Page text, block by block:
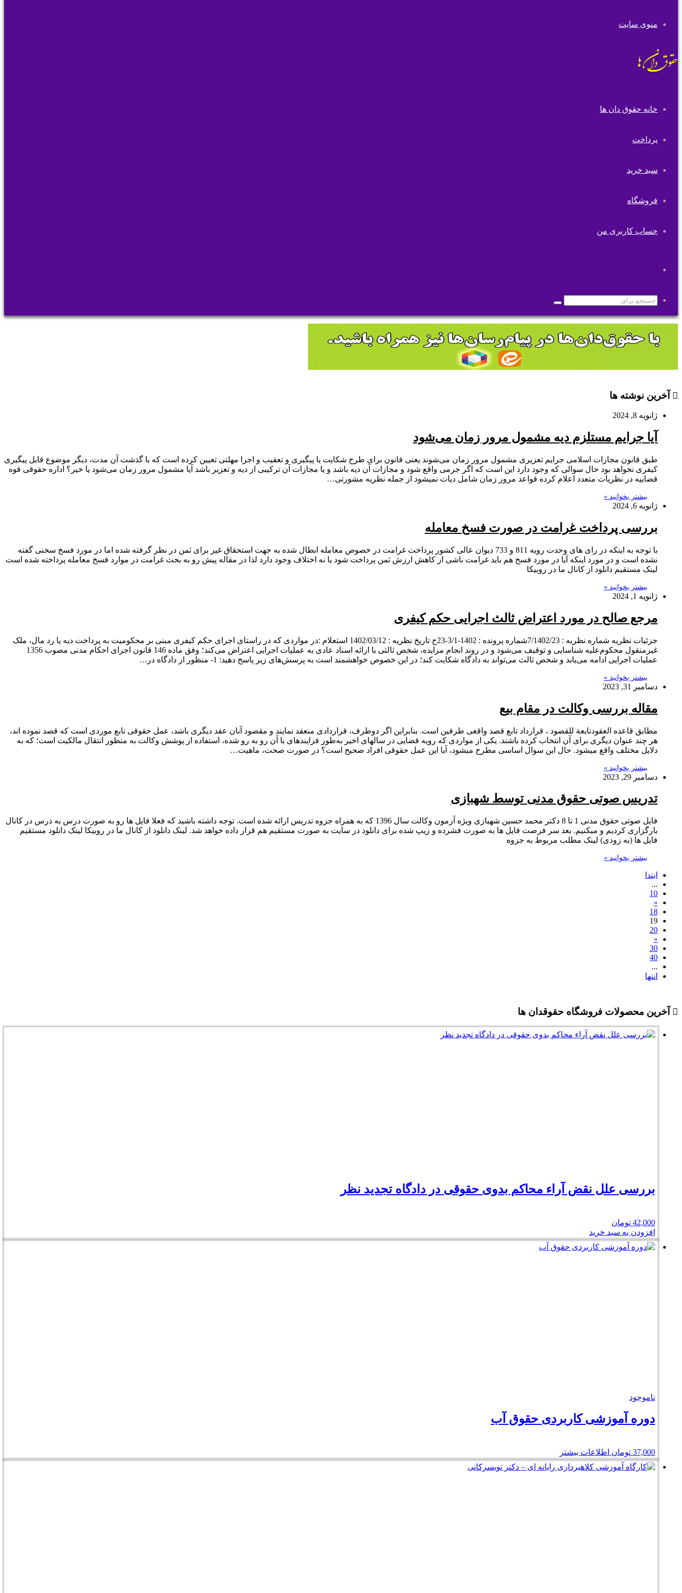
منوی سایت
خانه حقوق دان ها
پرداخت
سبد خرید
فروشگاه
حساب کاربری من
پوسته
جستجو
آخرین نوشته ها
ژانویه 8, 2024
آیا جرایم مستلزم دیه مشمول مرور زمان می‌شود
طبق قانون مجازات اسلامی جرایم تعزیری مشمول مرور زمان می‌شوند یعنی قانون برای طرح شکایت یا پیگیری و تعقیب و اجرا مهلتی تعیین کرده است که با گذشت آن مدت، دیگر موضوع قابل پیگیری
کیفری نخواهد بود حال سوالی که وجود دارد این است که اگر جرمی واقع شود و مجازات آن دیه باشد و یا مجازات آن ترکیبی از دیه و تعزیر باشد آیا مشمول مرور زمان می‌شود یا خیر؟ اداره حقوقی قوه
قضاییه در نظریات متعدد اعلام کرده قواعد مرور زمان شامل دیات نمیشود از جمله نظریه مشورتی…
بیشتر بخوانید »
ژانویه 6, 2024
بررسی پرداخت غرامت در صورت فسخ معامله
با توجه به اینکه در رای های وحدت رویه 811 و 733 دیوان عالی کشور پرداخت غرامت در خصوص معامله ابطال شده به جهت استحقاق غیر برای ثمن در نظر گرفته شده اما در مورد فسخ سخنی گفته
نشده است و در مورد اینکه آیا در مورد فسخ هم باید غرامت ناشی از کاهش ارزش ثمن پرداخت شود یا نه اختلاف وجود دارد لذا در مقاله پیش رو به بحث غرامت در موارد فسخ معامله پرداخته شده است
لینک مستقیم دانلود از کانال ما در روبیکا
بیشتر بخوانید »
ژانویه 1, 2024
مرجع صالح در مورد اعتراض ثالث اجرایی حکم کیفری
جزئیات نظریه شماره نظریه : 7/1402/23شماره پرونده : 1402-3/1-23ح تاریخ نظریه : 1402/03/12 استعلام :در مواردی که در راستای اجرای حکم کیفری مبنی بر محکومیت به پرداخت دیه یا رد مال، ملک
غیرمنقول محکوم‌علیه شناسایی و توقیف می‌شود و در روند انجام مزایده، شخص ثالثی با ارائه اسناد عادی به عملیات اجرایی اعتراض می‌کند؛ وفق ماده 146 قانون اجرای احکام مدنی مصوب 1356
عملیات اجرایی ادامه می‌یابد و شخص ثالث می‌تواند به دادگاه شکایت کند؛ در این خصوص خواهشمند است به پرسش‌های زیر پاسخ دهید: 1- منظور از دادگاه در…
بیشتر بخوانید »
دسامبر 31, 2023
مقاله بررسی وکالت در مقام بیع
مطابق قاعده العقودتابعة للقصود ، قرارداد تابع قصد واقعی طرفین است. بنابراین اگر دوطرف، قراردادی منعقد نمایند و مقصود آنان عقد دیگری باشد، عمل حقوقی تابع موردی است که قصد نموده اند،
هر چند عنوان دیگری برای آن انتخاب کرده باشند. یکی از مواردی که رویه قضایی در سالهای اخیر به‌طور فزایندهای با آن رو به رو شده، استفاده از پوشش وکالت به منظور انتقال مالکیت است؛ که به
دلایل مختلف واقع میشود. حال این سوال اساسی مطرح میشود، آیا این عمل حقوقی افراد صحیح است؟ در صورت صحت، ماهیت…
بیشتر بخوانید »
دسامبر 29, 2023
تدریس صوتی حقوق مدنی توسط شهبازی
فایل صوتی حقوق مدنی 1 تا 8 دکتر محمد حسین شهبازی ویژه آزمون وکالت سال 1396 که به همراه جزوه تدریس ارائه شده است. توجه داشته باشید که فعلا فایل ها رو به صورت درس به درس در کانال
بارگزاری کردیم و میکنیم. بعد سر فرصت فایل ها به صورت فشرده و زیپ شده برای دانلود در سایت به صورت مستقیم هم قرار داده خواهد شد. لینک دانلود از کانال ما در روبیکا لینک دانلود مستقیم
فایل ها (به زودی) لینک مطلب مربوط به جزوه
بیشتر بخوانید »
ابتدا
...
10
«
18
19
20
»
30
40
...
انتها
آخرین محصولات فروشگاه حقوقدان ها
بررسی علل نقض آراء محاکم بدوی حقوقی در دادگاه تجدید نظر
42,000 تومان
افزودن به سبد خرید
ناموجود
دوره آموزشی کاربردی حقوق آب
37,000 تومان اطلاعات بیشتر